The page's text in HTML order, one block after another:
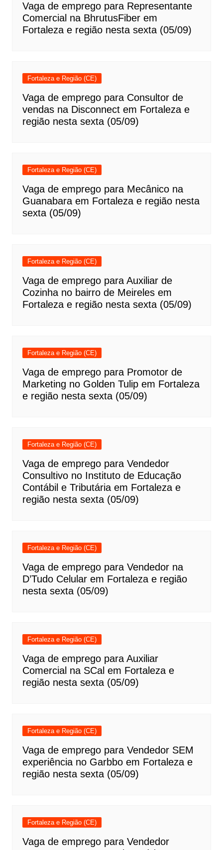
Vaga de emprego para Representante
Comercial na BhrutusFiber em
Fortaleza e região nesta sexta (05/09)
Fortaleza e Região (CE)
Vaga de emprego para Consultor de
vendas na Disconnect em Fortaleza e
região nesta sexta (05/09)
Fortaleza e Região (CE)
Vaga de emprego para Mecânico na
Guanabara em Fortaleza e região nesta
sexta (05/09)
Fortaleza e Região (CE)
Vaga de emprego para Auxiliar de
Cozinha no bairro de Meireles em
Fortaleza e região nesta sexta (05/09)
Fortaleza e Região (CE)
Vaga de emprego para Promotor de
Marketing no Golden Tulip em Fortaleza
e região nesta sexta (05/09)
Fortaleza e Região (CE)
Vaga de emprego para Vendedor
Consultivo no Instituto de Educação
Contábil e Tributária em Fortaleza e
região nesta sexta (05/09)
Fortaleza e Região (CE)
Vaga de emprego para Vendedor na
D’Tudo Celular em Fortaleza e região
nesta sexta (05/09)
Fortaleza e Região (CE)
Vaga de emprego para Auxiliar
Comercial na SCal em Fortaleza e
região nesta sexta (05/09)
Fortaleza e Região (CE)
Vaga de emprego para Vendedor SEM
experiência no Garbbo em Fortaleza e
região nesta sexta (05/09)
Fortaleza e Região (CE)
Vaga de emprego para Vendedor